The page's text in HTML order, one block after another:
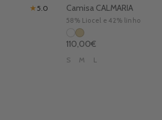
★ 5.0 Camisa CALMARIA
58% Liocel e 42% linho
Preço normal
110,00€
S M L